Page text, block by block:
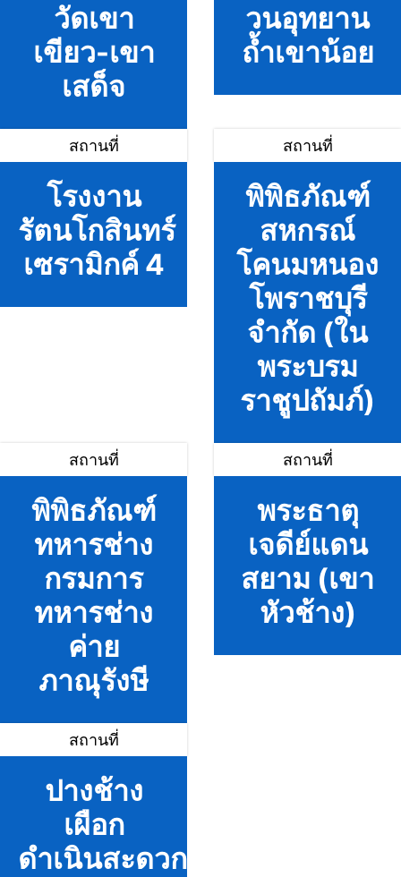
วัดเขา
เขียว-เขา
เสด็จ
วนอุทยาน
ถ้ำเขาน้อย
สถานที่
โรงงาน
รัตนโกสินทร์
เซรามิกค์ 4
สถานที่
พิพิธภัณฑ์
สหกรณ์
โคนมหนอง
โพราชบุรี
จำกัด (ใน
พระบรม
ราชูปถัมภ์)
สถานที่
พิพิธภัณฑ์
ทหารช่าง
กรมการ
ทหารช่าง
ค่าย
ภาณุรังษี
สถานที่
พระธาตุ
เจดีย์แดน
สยาม (เขา
หัวช้าง)
สถานที่
ปางช้าง
เผือก
ดำเนินสะดวก